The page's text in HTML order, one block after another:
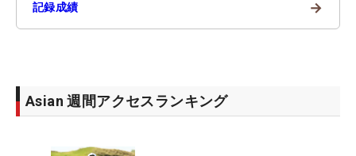
記録成績 →
Asian 週間アクセスランキング